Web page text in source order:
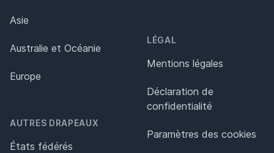
Asie
Australie et Océanie
Europe
AUTRES DRAPEAUX
États fédérés
LÉGAL
Mentions légales
Déclaration de
confidentialité
Paramètres des cookies